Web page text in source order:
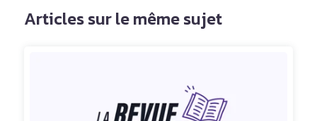
Articles sur le même sujet